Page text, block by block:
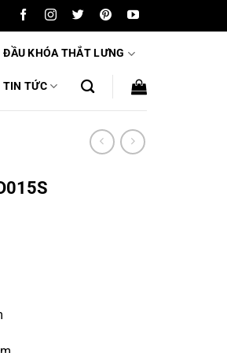
ĐẦU KHÓA THẮT LƯNG
TIN TỨC